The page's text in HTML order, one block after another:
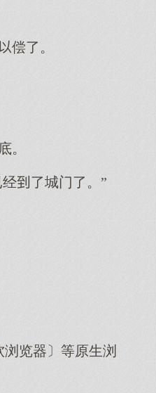
了。
。
了城门了。”
览器〕等原生浏